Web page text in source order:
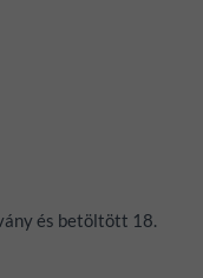
és betöltött 18.